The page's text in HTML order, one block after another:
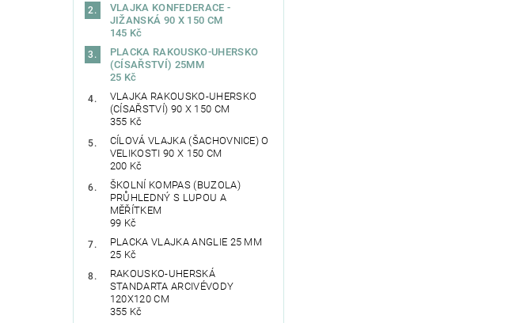
VLAJKA KONFEDERACE -
JIŽANSKÁ 90 X 150 CM
145 Kč
PLACKA RAKOUSKO-UHERSKO
(CÍSAŘSTVÍ) 25MM
25 Kč
VLAJKA RAKOUSKO-UHERSKO
(CÍSAŘSTVÍ) 90 X 150 CM
355 Kč
CÍLOVÁ VLAJKA (ŠACHOVNICE) O
VELIKOSTI 90 X 150 CM
200 Kč
ŠKOLNÍ KOMPAS (BUZOLA)
PRŮHLEDNÝ S LUPOU A
MĚŘÍTKEM
99 Kč
PLACKA VLAJKA ANGLIE 25 MM
25 Kč
RAKOUSKO-UHERSKÁ
STANDARTA ARCIVÉVODY
120X120 CM
355 Kč